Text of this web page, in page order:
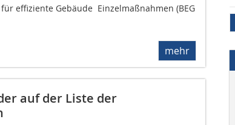
effiziente Gebäude  Einzelmaßnahmen (BEG
mehr
auf der Liste der